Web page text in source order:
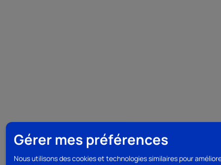
Gérer mes préférences
Nous utilisons des cookies et technologies similaires pour